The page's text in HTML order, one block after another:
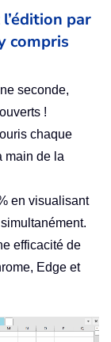
par
compris
seconde,
!
chaque
main de la
en visualisant
efficacité de
Edge et